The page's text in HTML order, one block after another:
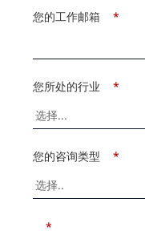
*
您的工作邮箱
*
您所处的行业
*
您的咨询类型
*